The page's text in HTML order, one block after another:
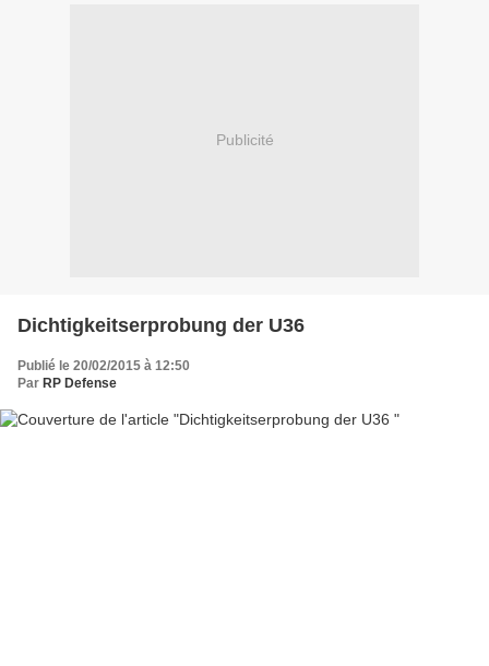
Publicité
Dichtigkeitserprobung der U36
Publié le 20/02/2015 à 12:50
Par RP Defense